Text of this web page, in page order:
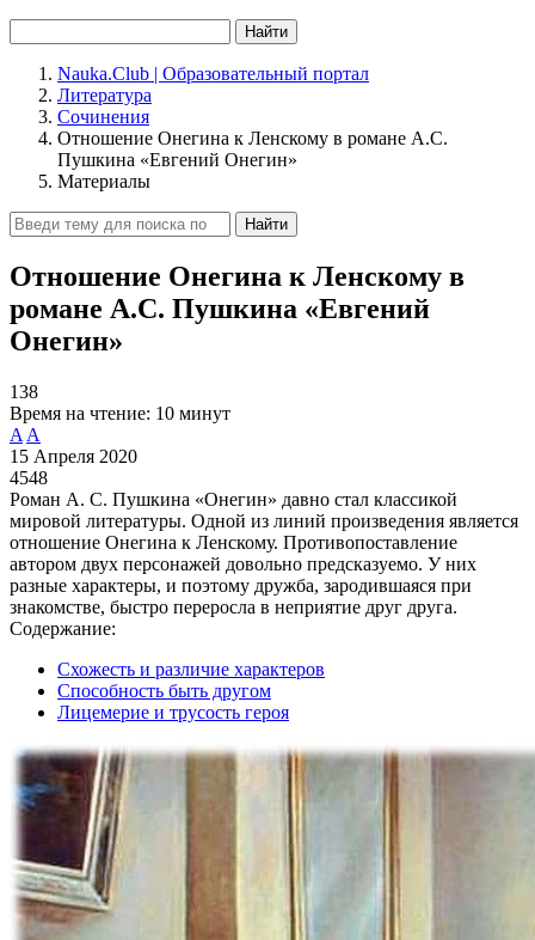
Найти
Nauka.Club | Образовательный портал
Литература
Сочинения
Отношение Онегина к Ленскому в романе А.С.
Пушкина «Евгений Онегин»
Материалы
Найти
Отношение Онегина к Ленскому в
романе А.С. Пушкина «Евгений
Онегин»
138
Время на чтение: 10 минут
A A
15 Апреля 2020
4548
Роман А. С. Пушкина «Онегин» давно стал классикой
мировой литературы. Одной из линий произведения является
отношение Онегина к Ленскому. Противопоставление
автором двух персонажей довольно предсказуемо. У них
разные характеры, и поэтому дружба, зародившаяся при
знакомстве, быстро переросла в неприятие друг друга.
Содержание:
Схожесть и различие характеров
Способность быть другом
Лицемерие и трусость героя